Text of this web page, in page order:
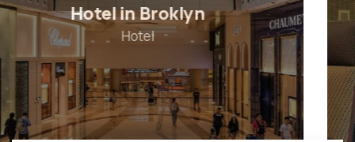
Shopping mall
Shopping